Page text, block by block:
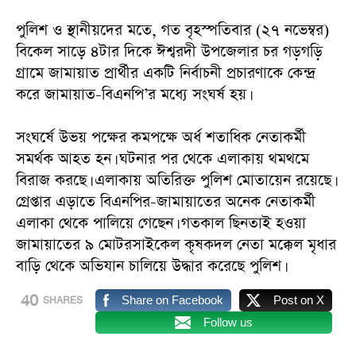
‎পুলিশ ও স্থানীয়দের মতে, গত বৃহস্পতিবার (২৭ নভেম্বর)
বিকেল সাড়ে ৪টার দিকে ঈশ্বরদী উপজেলার চর গড়গড়ি
গ্রামে জামায়াত প্রার্থীর একটি নির্বাচনী প্রচারণাকে কেন্দ্র
করে জামায়াত-বিএনপি’র মধ্যে সংঘর্ষ হয়।
‎সংঘর্ষে উভয় পক্ষের কমপক্ষে অর্ধ শতাধিক নেতাকর্মী
সমর্থক আহত হন। ঘটনার পর থেকে এলাকায় থমথমে
বিরাজ করছে। এলাকায় অতিরিক্ত পুলিশ মোতায়েন রয়েছে।
গ্রেপ্তার এড়াতে বিএনপির-জামায়াতের অনেক নেতাকর্মী
এলাকা থেকে পালিয়ে গেছেন। গতকাল ছিনতাই হওয়া
জামায়াতের ৯ মোটরসাইকেল কৃষকদল নেতা মক্কেল মৃধার
বাড়ি থেকে অভিযান চালিয়ে উদ্ধার করেছে পুলিশ।
40 SHARES Share on Facebook
Post on X
Follow us